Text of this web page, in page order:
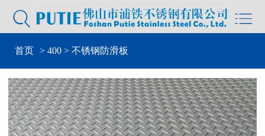


首页 > 400 > 不锈钢防滑板